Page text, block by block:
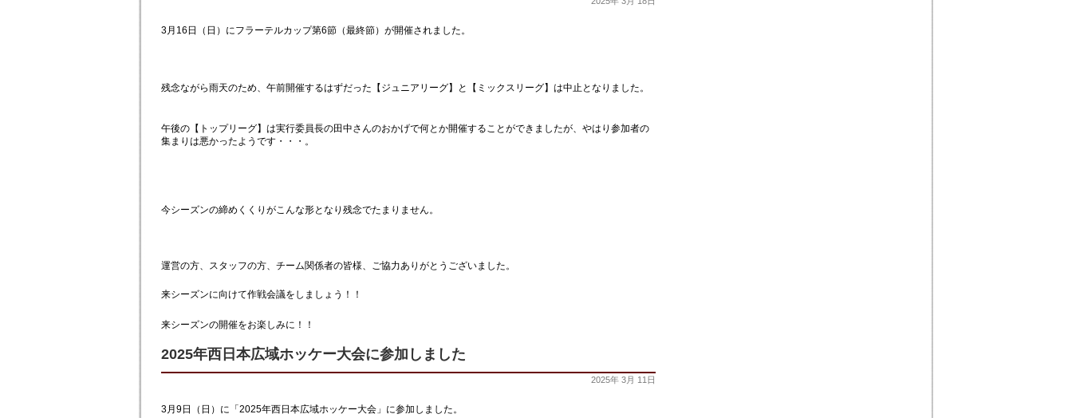
3月16日（日）にフラーテルカップ第6節（最終節）が開催されました。
残念ながら雨天のため、午前開催するはずだった【ジュニアリーグ】と【ミックスリーグ】は中止となりました。
午後の【トップリーグ】は実行委員長の田中さんのおかげで何とか開催することができましたが、やはり参加者の
集まりは悪かったようです・・・。
今シーズンの締めくくりがこんな形となり残念でたまりません。
運営の方、スタッフの方、チーム関係者の皆様、ご協力ありがとうございました。
来シーズンに向けて作戦会議をしましょう！！
来シーズンの開催をお楽しみに！！
2025年西日本広域ホッケー大会に参加しました
2025年 3月 11日
3月9日（日）に「2025年西日本広域ホッケー大会」に参加しました。